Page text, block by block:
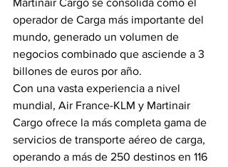
Martinair Cargo se consolida como el
operador de Carga más importante del
mundo, generado un volumen de
negocios combinado que asciende a 3
billones de euros por año.
Con una vasta experiencia a nivel
mundial, Air France-KLM y Martinair
Cargo ofrece la más completa gama de
servicios de transporte aéreo de carga,
operando a más de 250 destinos en 116